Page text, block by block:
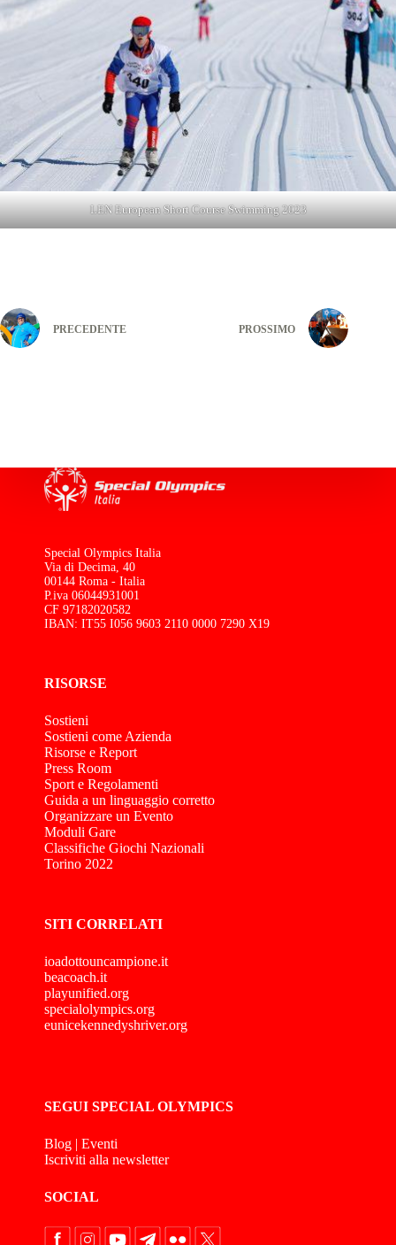
LEN European Short Course Swimming 2023
PRECEDENTE PROSSIMO
Special Olympics Italia
Via di Decima, 40
00144 Roma - Italia
P.iva 06044931001
CF 97182020582
IBAN: IT55 I056 9603 2110 0000 7290 X19
RISORSE
Sostieni
Sostieni come Azienda
Risorse e Report
Press Room
Sport e Regolamenti
Guida a un linguaggio corretto
Organizzare un Evento
Moduli Gare
Classifiche Giochi Nazionali
Torino 2022
SITI CORRELATI
ioadottouncampione.it
beacoach.it
playunified.org
specialolympics.org
eunicekennedyshriver.org
SEGUI SPECIAL OLYMPICS
Blog | Eventi
Iscriviti alla newsletter
SOCIAL